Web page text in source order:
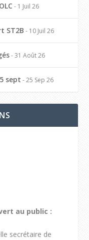
- 1 Juil 26
ST2B - 10 Juil 26
- 31 Août 26
sept - 25 Sep 26
au public :
secrétaire de